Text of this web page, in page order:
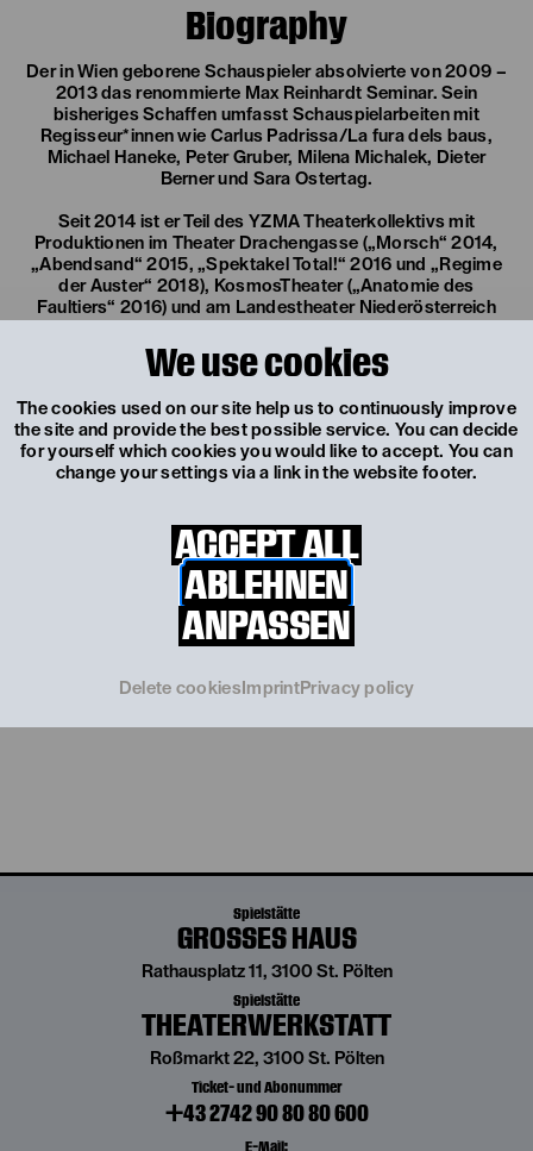
We use cookies
The cookies used on our site help us to continuously improve
the site and provide the best possible service. You can decide
for yourself which cookies you would like to accept. You can
change your settings via a link in the website footer.
ACCEPT ALL
ABLEHNEN
ANPASSEN
Delete cookies Imprint Privacy policy
Biography
Der in Wien geborene Schauspieler absolvierte von 2009 –
2013 das renommierte Max Reinhardt Seminar. Sein
bisheriges Schaffen umfasst Schauspielarbeiten mit
Regisseur*innen wie Carlus Padrissa/La fura dels baus,
Michael Haneke, Peter Gruber, Milena Michalek, Dieter
Berner und Sara Ostertag.
Seit 2014 ist er Teil des YZMA Theaterkollektivs mit
Produktionen im Theater Drachengasse („Morsch“ 2014,
„Abendsand“ 2015, „Spektakel Total!“ 2016 und „Regime
der Auster“ 2018), KosmosTheater („Anatomie des
Faultiers“ 2016) und am Landestheater Niederösterreich
Nachwuchs-Theater-Wettbewerb im Theater
Drachengasse mit dem Publikumspreis ausgezeichnet.
In den Sommern 2016 und 2019 war er in Adi Hirschals
Wiener Lustspielhaus zu sehen. Im Sommer 2018 schlug er
mit seinem regierungskritischen Auftritt als Johann in „Zu
ebener Erde und erster Stock“ bei den Nestroy Spielen
Kunst forderte. Am Landestheater Niederösterreich ist er
bereits seit 2016 permanenter Gast und war in diversen
Produktionen („Mio, mein Mio“, „Utopia“, „Die Geggis“) zu
sehen.
Spielstätte
GROSSES HAUS
Rathausplatz 11, 3100 St. Pölten
Spielstätte
THEATERWERKSTATT
Roßmarkt 22, 3100 St. Pölten
Ticket- und Abonummer
+43 2742 90 80 80 600
E-Mail: